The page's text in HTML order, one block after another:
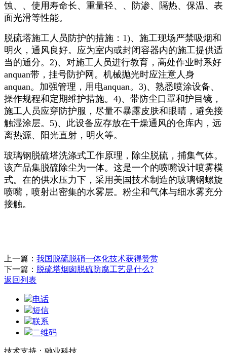
蚀、、使用寿命长、重量轻、、防渗、隔热、保温、表
面光滑等性能。
脱硫塔施工人员防护的措施：1)、施工现场严禁吸烟和
明火，通风良好。应为室内或封闭容器内的施工提供适
当的通分。2)、对施工人员进行教育，高处作业时系好
anquan带，挂号防护网。机械抛光时应注意人身
anquan。加强管理，用电anquan。3)、熟悉喷涂设备、
操作规程和定期维护措施。4)、带防尘口罩和护目镜，
施工人员应穿防护服，尽量不暴露皮肤和眼睛，避免接
触湿涂层。5)、此设备应存放在干燥通风的仓库内，远
离热源、阳光直射，明火等。
玻璃钢脱硫塔洗涤式工作原理，除尘脱硫，捕集气体。
该产品集脱硫除尘为一体。这是一个的喷嘴设计喷雾模
式。在的供水压力下，采用美国技术制造的玻璃钢螺旋
喷嘴，喷射出密集的水雾层。粉尘和气体与细水雾充分
接触。
上一篇： 我国脱硫脱硝一体化技术获得赞赏
下一篇： 脱硫塔烟囱脱硫防腐工艺是什么?
返回列表
电话
短信
联系
二维码
技术支持：驰业科技